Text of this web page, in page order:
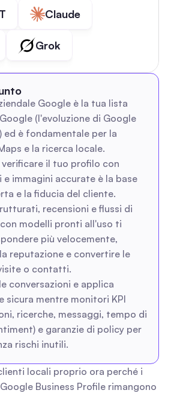
Claude
Grok
Google è la tua lista
(l'evoluzione di Google
ed è fondamentale per la
e la ricerca locale.
il tuo profilo con
e immagini accurate è la base
e la fiducia del cliente.
recensioni e flussi di
modelli pronti all'uso ti
più velocemente,
reputazione e convertire le
o contatti.
conversazioni e applica
sicura mentre monitori KPI
ricerche, messaggi, tempo di
e garanzie di policy per
rischi inutili.
locali proprio ora perché i
Business Profile rimangono